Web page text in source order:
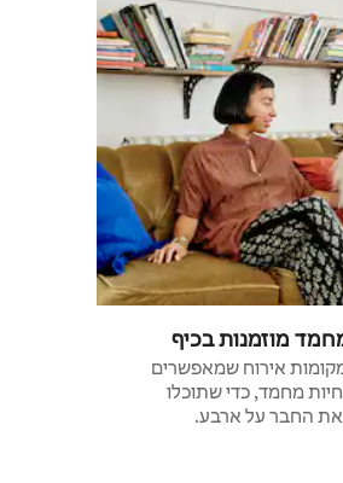
מוזמנות בכיף
אירוח שמאפשרים
מחמד, כדי שתוכלו
החבר על ארבע.